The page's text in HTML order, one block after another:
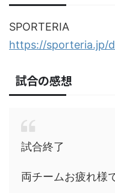
SPORTERIA
https://sporteria.jp/
試合の感想
試合終了
両チームお疲れ様